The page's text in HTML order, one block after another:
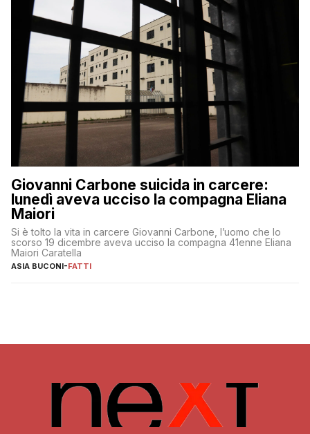
Giovanni Carbone suicida in carcere:
lunedì aveva ucciso la compagna Eliana
Maiori
Si è tolto la vita in carcere Giovanni Carbone, l’uomo che lo
scorso 19 dicembre aveva ucciso la compagna 41enne Eliana
Maiori Caratella
ASIA BUCONI-FATTI